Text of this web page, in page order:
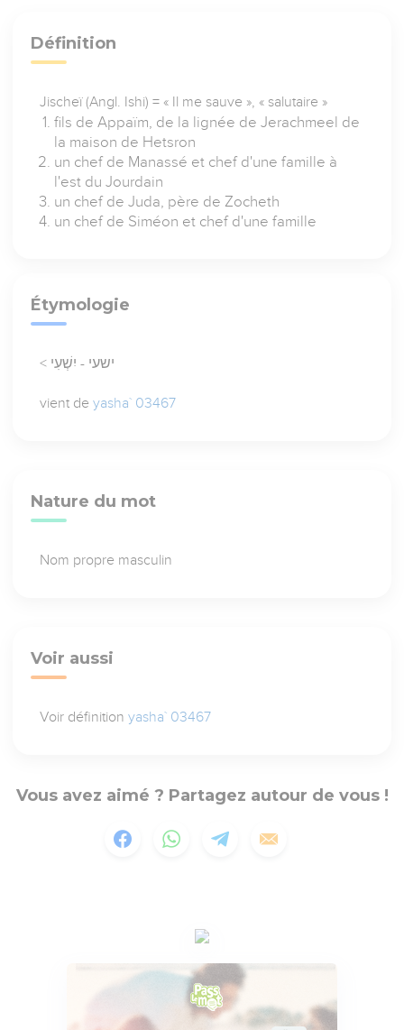
Définition
Jischeï (Angl. Ishi) = « Il me sauve », « salutaire »
fils de Appaïm, de la lignée de Jerachmeel de
la maison de Hetsron
un chef de Manassé et chef d'une famille à
l'est du Jourdain
un chef de Juda, père de Zocheth
un chef de Siméon et chef d'une famille
Étymologie
< ישעי - יִשְׁעִי
vient deyasha` 03467
Nature du mot
Nom propre masculin
Voir aussi
Voir définitionyasha` 03467
Vous avez aimé ? Partagez autour de vous !